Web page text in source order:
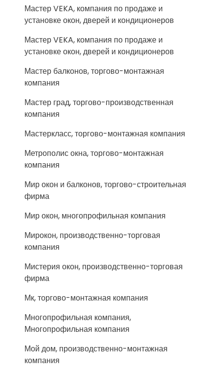
Мастер VEKA, компания по продаже и
установке окон, дверей и кондиционеров
Мастер VEKA, компания по продаже и
установке окон, дверей и кондиционеров
Мастер балконов, торгово-монтажная
компания
Мастер град, торгово-производственная
компания
Мастеркласс, торгово-монтажная компания
Метрополис окна, торгово-монтажная
компания
Мир окон и балконов, торгово-строительная
фирма
Мир окон, многопрофильная компания
Мирокон, производственно-торговая
компания
Мистерия окон, производственно-торговая
фирма
Мк, торгово-монтажная компания
Многопрофильная компания,
Многопрофильная компания
Мой дом, производственно-монтажная
компания